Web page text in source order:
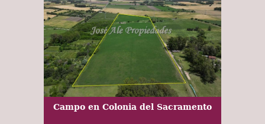
Campo en Colonia del Sacramento